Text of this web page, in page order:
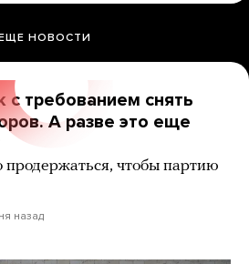
НОВОСТИ
с требованием снять
А разве это еще
чтобы партию
назад